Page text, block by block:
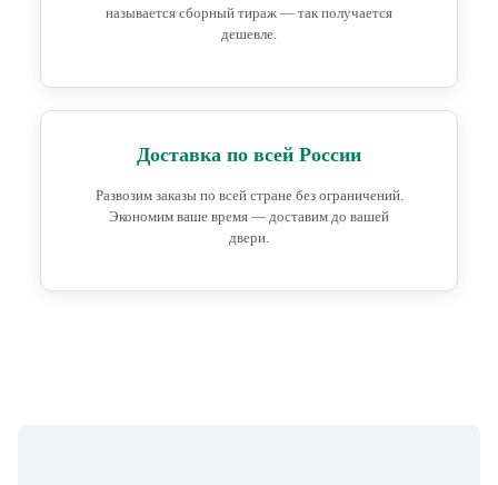
называется сборный тираж — так получается
дешевле.
Доставка по всей России
Развозим заказы по всей стране без ограничений.
Экономим ваше время — доставим до вашей
двери.